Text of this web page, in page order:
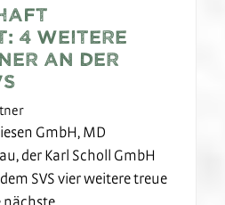
4 weitere
an der
GmbH, MD
der Karl Scholl GmbH
SVS vier weitere treue